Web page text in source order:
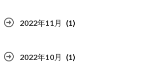
2022年11月 (1)
2022年10月 (1)